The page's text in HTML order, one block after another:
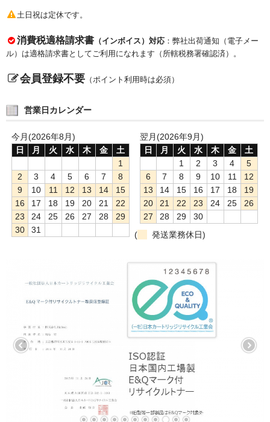
プリンタ補償
貴社都合返品
動画で分かる
トナー再生の流れ
もっと安い販売店があります。何が違うのですか？
リサイクルトナーで経費削減
リサイクルトナーの評価
リサイクルトナーを使える会社、使えない会社
全国発送・送料無料
印字枚数について
対応プリンターメーカー
見積書発行依頼
なぜ業務用を選ぶべき？
土日祝は定休です。
消費税適格請求書 （インボイス）対応 ：弊社出荷通知（電子メー
ル）は適格請求書としてご利用になれます（所轄税務署確認済）。
会員登録不要 （ポイント利用時は必須）
営業日カレンダー
今月(2026年8月)
日
月 火 水 木 金
土
1
2
3 4 5 6 7
8
9
10 11 12 13 14
15
16
17 18 19 20 21
22
23
24 25 26 27 28
29
30
31
翌月(2026年9月)
日
月 火 水 木 金
土
1
2 3 4
5
6
7 8 9 10 11
12
13
14 15 16 17 18
19
20
21 22 23 24 25
26
27
28 29
30
(
発送業務休日)